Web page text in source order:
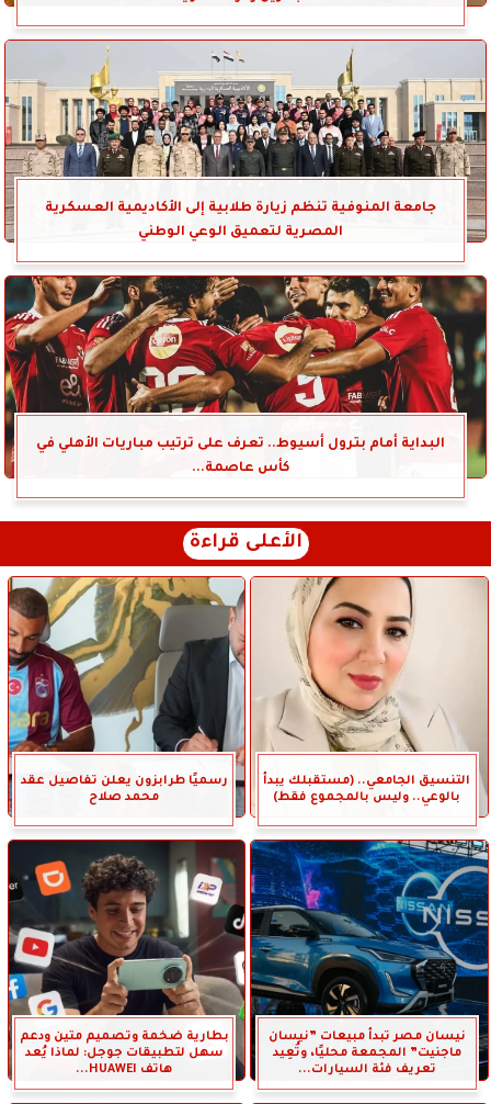
جامعة المنوفية تنظم زيارة طلابية إلى الأكاديمية العسكرية
المصرية لتعميق الوعي الوطني
البداية أمام بترول أسيوط.. تعرف على ترتيب مباريات الأهلي في
كأس عاصمة...
الأعلى قراءة
التنسيق الجامعي.. (مستقبلك يبدأ
بالوعي.. وليس بالمجموع فقط)
رسميًا طرابزون يعلن تفاصيل عقد
محمد صلاح
نيسان مصر تبدأ مبيعات ”نيسان
ماجنيت” المجمعة محليًا، وتُعِيد
تعريف فئة السيارات...
بطارية ضخمة وتصميم متين ودعم
سهل لتطبيقات جوجل: لماذا يُعد
هاتف HUAWEI...